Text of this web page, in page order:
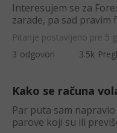
Interesujem se za
zarade, pa sad pravim
zanima - da li postoje
Pitanje postavljeno pre 5
3 odgovori 3.5k
Kako se računa
Par puta sam
parove koji su ili